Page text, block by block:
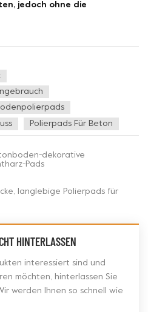
jedoch ohne die
Polierpads Für Beton
dekorative
Pads
langlebige Polierpads für
HINTERLASSEN
interessiert sind und
möchten, hinterlassen Sie
werden Ihnen so schnell wie